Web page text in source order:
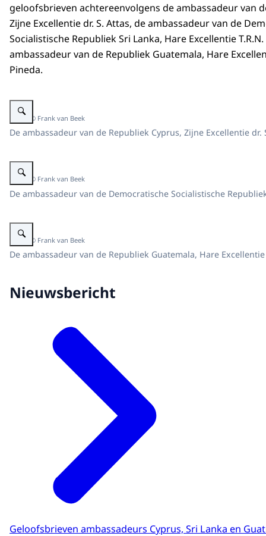
geloofsbrieven achtereenvolgens de ambassadeur van
Zijne Excellentie dr. S. Attas, de ambassadeur van de
Socialistische Republiek Sri Lanka, Hare Excellentie
ambassadeur van de Republiek Guatemala, Hare
Pineda.
Vergroot afbeelding Geloofsbrieven ambassadeur van de Republiek
Beeld: © Frank van Beek
De ambassadeur van de Republiek Cyprus, Zijne Excellentie
Vergroot afbeelding Geloofsbrieven ambassadeur van de
Beeld: © Frank van Beek
De ambassadeur van de Democratische Socialistische
Vergroot afbeelding Geloofsbrieven ambassadeur van de Republiek
Beeld: © Frank van Beek
De ambassadeur van de Republiek Guatemala, Hare
Nieuwsbericht
Geloofsbrieven ambassadeurs Cyprus, Sri Lanka en